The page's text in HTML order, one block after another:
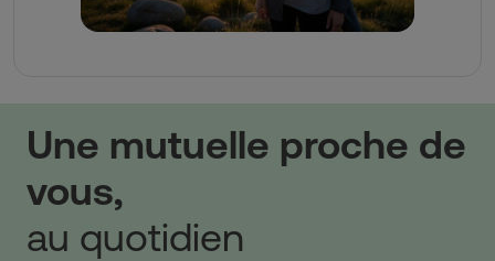
Une mutuelle proche de
vous,
au quotidien